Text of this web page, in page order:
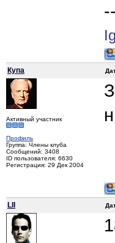
Купа
Активный участник
Профиль
Группа: Члены клуба
Сообщений: 3408
ID пользователя: 6630
Регистрация: 29 Дек 2004
LII